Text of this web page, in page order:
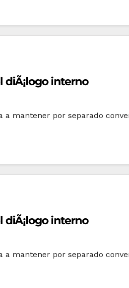
diÃ¡logo interno
a mantener por separado
diÃ¡logo interno
a mantener por separado